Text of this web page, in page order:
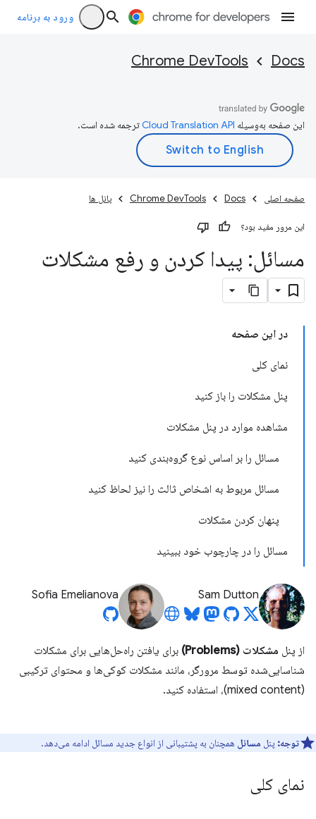
ورود به برنامه
Docs
Chrome DevTools
این صفحه به‌وسیله ترجمه شده است.
صفحه اصلی Docs
Chrome DevTools پانل ها
این مرور مفید بود؟
مسائل: پیدا کردن و رفع مشکلات
در این صفحه
نمای کلی
پنل مشکلات را باز کنید
مشاهده موارد در پنل مشکلات
مسائل را بر اساس نوع گروه‌بندی کنید
مسائل مربوط به اشخاص ثالث را نیز لحاظ کنید
پنهان کردن مشکلات
مسائل را در چارچوب خود ببینید
Sam Dutton
Sofia Emelianova
از پنل مشکلات (Problems)
برای یافتن راه‌حل‌هایی برای مشکلات
شناسایی‌شده توسط مرورگر، مانند مشکلات کوکی‌ها و محتوای ترکیبی
(mixed content)، استفاده کنید.
توجه: پنل مسائل همچنان به پشتیبانی از انواع جدید مسائل ادامه می‌دهد.
نمای کلی